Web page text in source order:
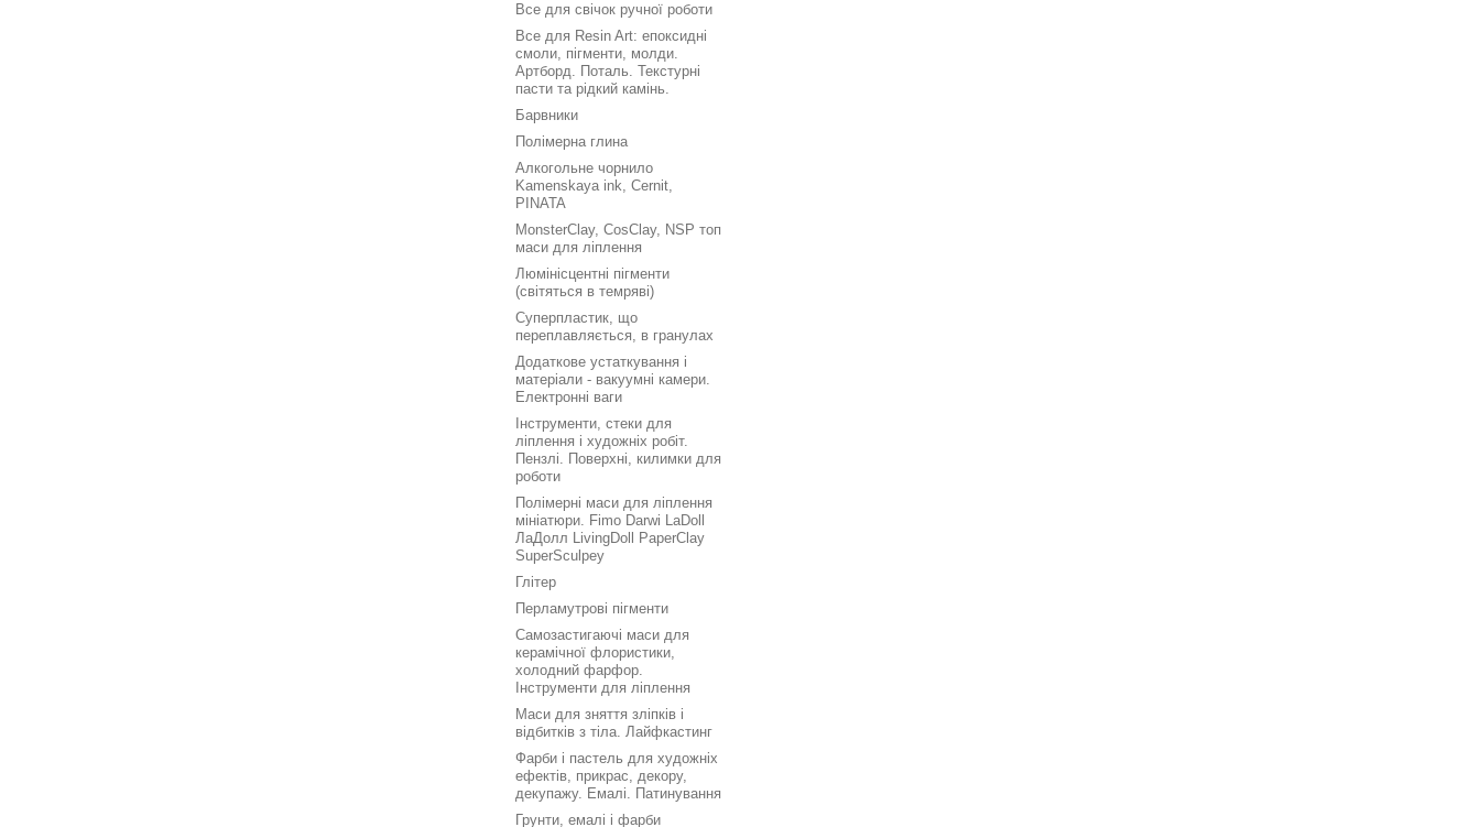
Все для свічок ручної роботи
Все для Resin Art: епоксидні
смоли, пігменти, молди.
Артборд. Поталь. Текстурні
пасти та рідкий камінь.
Барвники
Полімерна глина
Алкогольне чорнило
Kamenskaya ink, Cernit,
PINATA
MonsterClay, CosClay, NSP топ
маси для ліплення
Люмінісцентні пігменти
(світяться в темряві)
Суперпластик, що
переплавляється, в гранулах
Додаткове устаткування і
матеріали - вакуумні камери.
Електронні ваги
Інструменти, стеки для
ліплення і художніх робіт.
Пензлі. Поверхні, килимки для
роботи
Полімерні маси для ліплення
мініатюри. Fimo Darwi LaDoll
ЛаДолл LivingDoll PaperClay
SuperSculpey
Глітер
Перламутрові пігменти
Самозастигаючі маси для
керамічної флористики,
холодний фарфор.
Інструменти для ліплення
Маси для зняття зліпків і
відбитків з тіла. Лайфкастинг
Фарби і пастель для художніх
ефектів, прикрас, декору,
декупажу. Емалі. Патинування
Грунти, емалі і фарби